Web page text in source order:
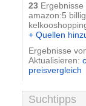
23
amazon:5
+ Quellen
Ergebnisse
Aktualisieren:
preisvergleich
Suchtipps